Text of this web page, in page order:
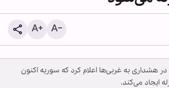
هشداری به غربی‌ها اعلام کرد که سوریه اکنون
ایجاد می‌کند.
اینفوگرافی | تجدید بیعت و آمادگی
برای یاری اهل‌بیت(ع) - ۱۴